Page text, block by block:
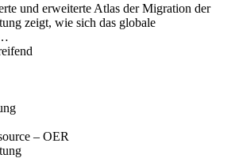
und erweiterte Atlas der Migration der
zeigt, wie sich das globale
– OER